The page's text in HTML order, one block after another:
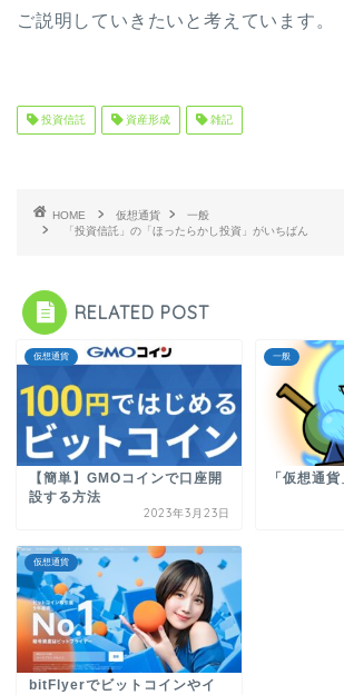
ご説明していきたいと考えています。
投資信託 資産形成 雑記
HOME 仮想通貨
一般
「投資信託」の「ほったらかし投資」がいちばん
RELATED POST
仮想通貨
【簡単】GMOコインで口座開
設する方法
2023年3月23日
一般
「仮想通
仮想通貨
bitFlyerでビットコインやイ